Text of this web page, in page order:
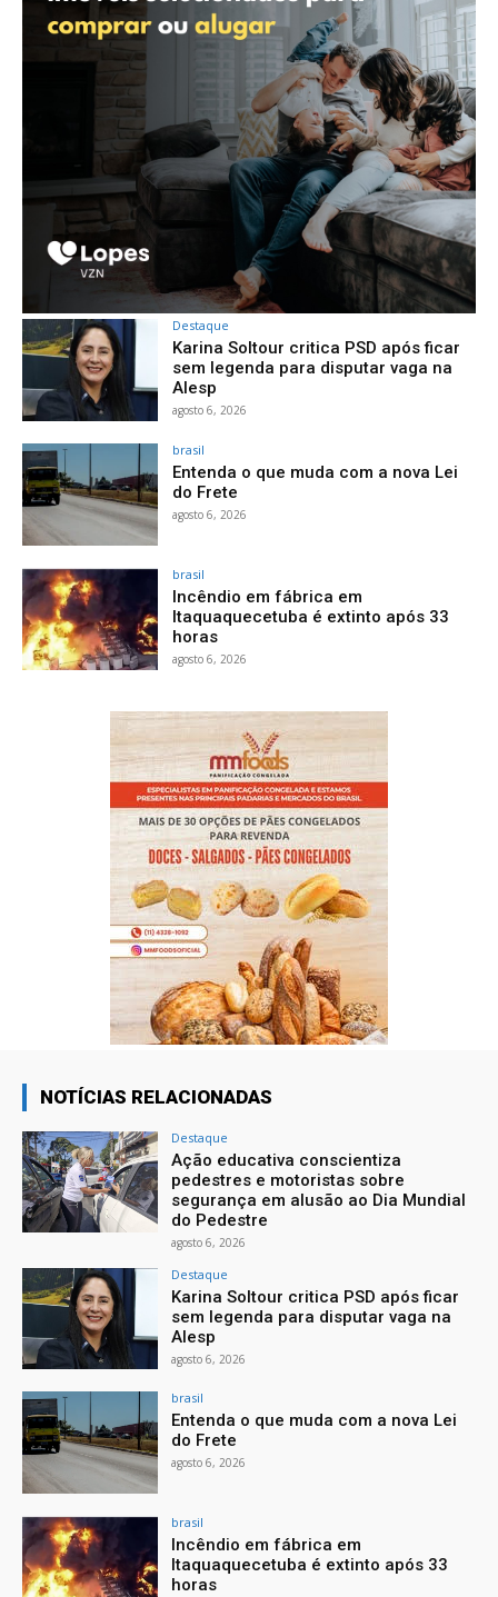
Destaque
Karina Soltour critica PSD após ficar
sem legenda para disputar vaga na
Alesp
agosto 6, 2026
brasil
Entenda o que muda com a nova Lei
do Frete
agosto 6, 2026
brasil
Incêndio em fábrica em
Itaquaquecetuba é extinto após 33
horas
agosto 6, 2026
NOTÍCIAS RELACIONADAS
Destaque
Ação educativa conscientiza
pedestres e motoristas sobre
segurança em alusão ao Dia Mundial
do Pedestre
agosto 6, 2026
Destaque
Karina Soltour critica PSD após ficar
sem legenda para disputar vaga na
Alesp
agosto 6, 2026
brasil
Entenda o que muda com a nova Lei
do Frete
agosto 6, 2026
brasil
Incêndio em fábrica em
Itaquaquecetuba é extinto após 33
horas